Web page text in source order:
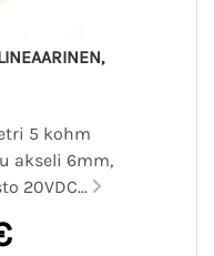
5 kohm
akseli 6mm,
20VDC...